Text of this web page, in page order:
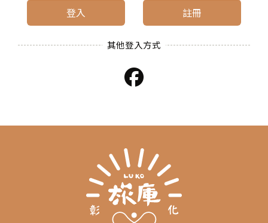
登入 註冊